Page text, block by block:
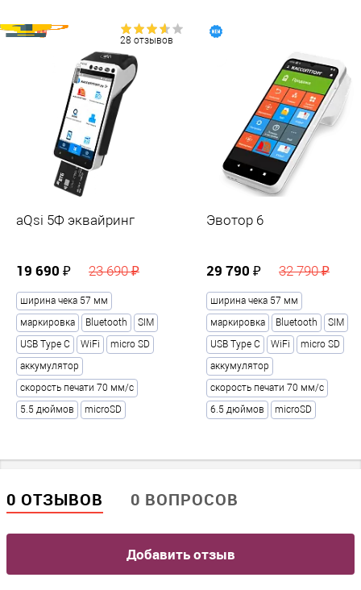
5
Количество камер
Фронтальная камера
Разрешение фронтальной камеры, Мп
Жёсткий диск
Объем памяти жесткого диска, Гб ?
16
Поддержка карт памяти
Типы карт памяти ?
microSD
Оперативная память
Объем оперативной памяти, Гб ?
28 отзывов
aQsi 5Ф эквайринг
19 690 ₽ 23 690 ₽
ширина чека 57 мм
маркировка
Bluetooth
SIM
USB Type С
WiFi
micro SD
аккумулятор
скорость печати 70 мм/с
5.5 дюймов
microSD
Эвотор 6
29 790 ₽ 32 790 ₽
ширина чека 57 мм
маркировка
Bluetooth
SIM
USB Type С
WiFi
micro SD
аккумулятор
скорость печати 70 мм/с
6.5 дюймов
microSD
0 ОТЗЫВОВ 0 ВОПРОСОВ
Добавить отзыв